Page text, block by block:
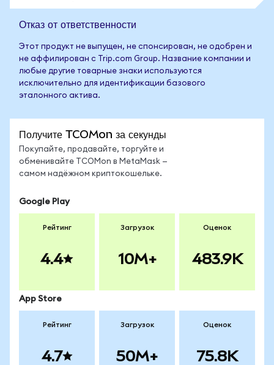
Отказ от ответственности
Этот продукт не выпущен, не спонсирован, не одобрен и
не аффилирован с Trip.com Group. Название компании и
любые другие товарные знаки используются
исключительно для идентификации базового
эталонного актива.
Получите TCOMon за секунды
Покупайте, продавайте, торгуйте и
обменивайте TCOMon в MetaMask —
самом надёжном криптокошельке.
Google Play
Рейтинг
4.4
Загрузок
10M+
Оценок
483.9K
App Store
Рейтинг
4.7
Загрузок
50M+
Оценок
75.8K